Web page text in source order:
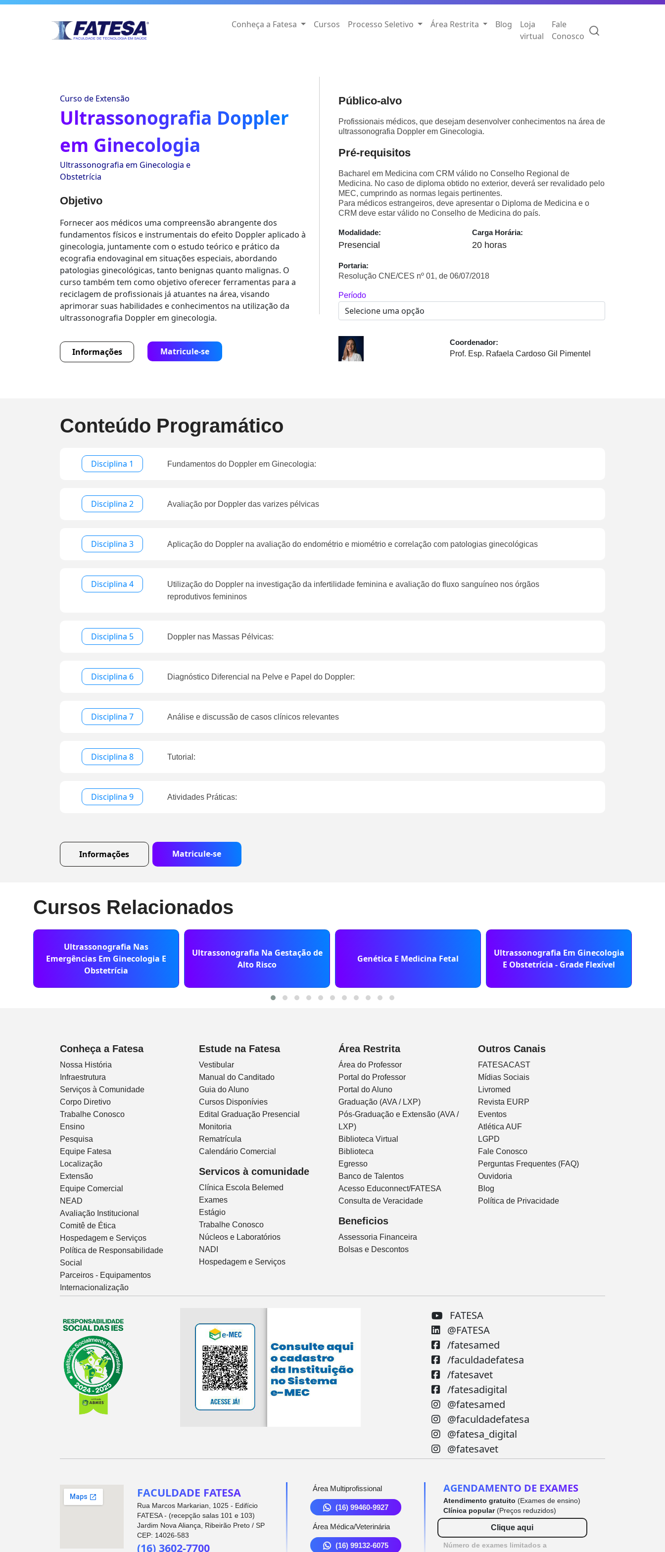
Conheça a Fatesa Cursos Processo Seletivo Área Restrita Blog
Loja
virtual
Fale
Conosco
Curso de Extensão
Ultrassonografia Doppler
em Ginecologia
Ultrassonografia em Ginecologia e
Obstetrícia
Objetivo
Fornecer aos médicos uma compreensão abrangente dos
fundamentos físicos e instrumentais do efeito Doppler aplicado à
ginecologia, juntamente com o estudo teórico e prático da
ecografia endovaginal em situações especiais, abordando
patologias ginecológicas, tanto benignas quanto malignas. O
curso também tem como objetivo oferecer ferramentas para a
reciclagem de profissionais já atuantes na área, visando
aprimorar suas habilidades e conhecimentos na utilização da
ultrassonografia Doppler em ginecologia.
Informações Matricule-se
Público-alvo
Profissionais médicos, que desejam desenvolver conhecimentos na área de
ultrassonografia Doppler em Ginecologia.
Pré-requisitos
Bacharel em Medicina com CRM válido no Conselho Regional de
Medicina. No caso de diploma obtido no exterior, deverá ser revalidado pelo
MEC, cumprindo as normas legais pertinentes.
Para médicos estrangeiros, deve apresentar o Diploma de Medicina e o
CRM deve estar válido no Conselho de Medicina do país.
Modalidade:
Presencial
Carga Horária:
20 horas
Portaria:
Resolução CNE/CES nº 01, de 06/07/2018
Período
Coordenador:
Prof. Esp. Rafaela Cardoso Gil Pimentel
Conteúdo Programático
Disciplina 1 Fundamentos do Doppler em Ginecologia:
Disciplina 2 Avaliação por Doppler das varizes pélvicas
Disciplina 3 Aplicação do Doppler na avaliação do endométrio e miométrio e correlação com patologias ginecológicas
Disciplina 4
Utilização do Doppler na investigação da infertilidade feminina e avaliação do fluxo sanguíneo nos órgãos
reprodutivos femininos
Disciplina 5 Doppler nas Massas Pélvicas:
Disciplina 6 Diagnóstico Diferencial na Pelve e Papel do Doppler:
Disciplina 7 Análise e discussão de casos clínicos relevantes
Disciplina 8 Tutorial:
Disciplina 9 Atividades Práticas:
Informações Matricule-se
Cursos Relacionados
Ultrassonografia Nas
Emergências Em Ginecologia E
Obstetrícia
Ultrassonografia Na Gestação de
Alto Risco
Genética E Medicina Fetal
Ultrassonografia Em Ginecologia
E Obstetrícia - Grade Flexível
Conheça a Fatesa
Nossa História
Infraestrutura
Serviços à Comunidade
Corpo Diretivo
Trabalhe Conosco
Ensino
Pesquisa
Equipe Fatesa
Localização
Extensão
Equipe Comercial
NEAD
Avaliação Institucional
Comitê de Ética
Hospedagem e Serviços
Política de Responsabilidade
Social
Parceiros - Equipamentos
Internacionalização
Estude na Fatesa
Vestibular
Manual do Canditado
Guia do Aluno
Cursos Disponívies
Edital Graduação Presencial
Monitoria
Rematrícula
Calendário Comercial
Servicos à comunidade
Clínica Escola Belemed
Exames
Estágio
Trabalhe Conosco
Núcleos e Laboratórios
NADI
Hospedagem e Serviços
Área Restrita
Área do Professor
Portal do Professor
Portal do Aluno
Graduação (AVA / LXP)
Pós-Graduação e Extensão (AVA /
LXP)
Biblioteca Virtual
Biblioteca
Egresso
Banco de Talentos
Acesso Educonnect/FATESA
Consulta de Veracidade
Beneficios
Assessoria Financeira
Bolsas e Descontos
Outros Canais
FATESACAST
Mídias Sociais
Livromed
Revista EURP
Eventos
Atlética AUF
LGPD
Fale Conosco
Perguntas Frequentes (FAQ)
Ouvidoria
Blog
Política de Privacidade
FATESA
@FATESA
/fatesamed
/faculdadefatesa
/fatesavet
/fatesadigital
@fatesamed
@faculdadefatesa
@fatesa_digital
@fatesavet
FACULDADE FATESA
Rua Marcos Markarian, 1025 - Edifício
FATESA - (recepção salas 101 e 103)
Jardim Nova Aliança, Ribeirão Preto / SP
CEP: 14026-583
(16) 3602-7700
Área Multiprofissional
(16) 99460-9927
Área Médica/Veterinária
(16) 99132-6075
AGENDAMENTO DE EXAMES
Atendimento gratuito (Exames de ensino)
Clínica popular(Preços reduzidos)
Clique aqui
Número de exames limitados a